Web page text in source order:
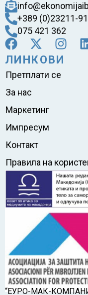
+389 (0)23211-
075 421 362
ЛИНКОВИ
Претплати се
За нас
Маркетинг
Импресум
Контакт
Правила на
“ЕУРО-МАК-КОМПАНИ”